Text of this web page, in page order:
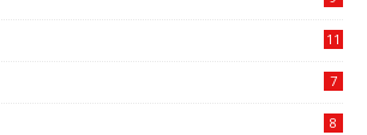
11
7
8